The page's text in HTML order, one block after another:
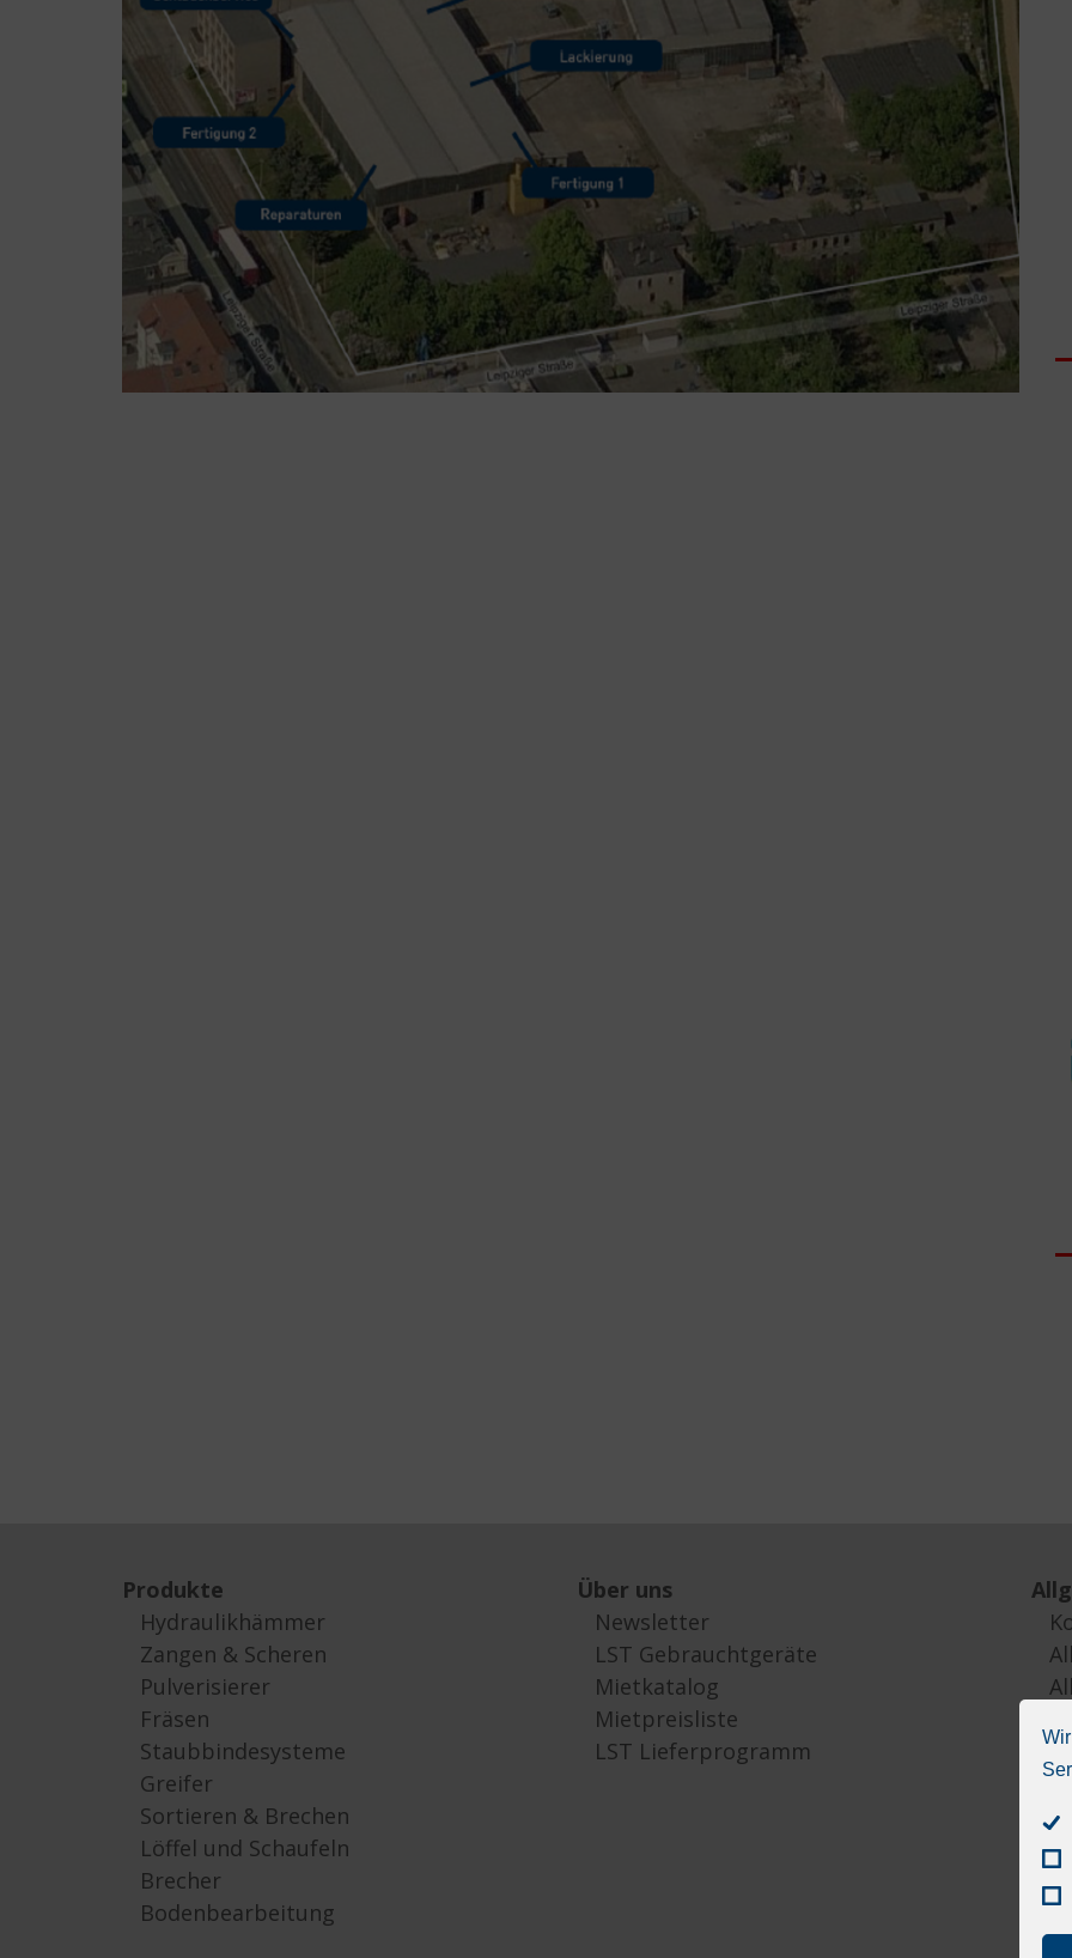
Produkte
Hydraulikhämmer
Zangen & Scheren
Pulverisierer
Fräsen
Staubbindesysteme
Greifer
Sortieren & Brechen
Löffel und Schaufeln
Brecher
Bodenbearbeitung
Über uns
Newsletter
LST Gebrauchtgeräte
Mietkatalog
Mietpreisliste
LST Lieferprogramm